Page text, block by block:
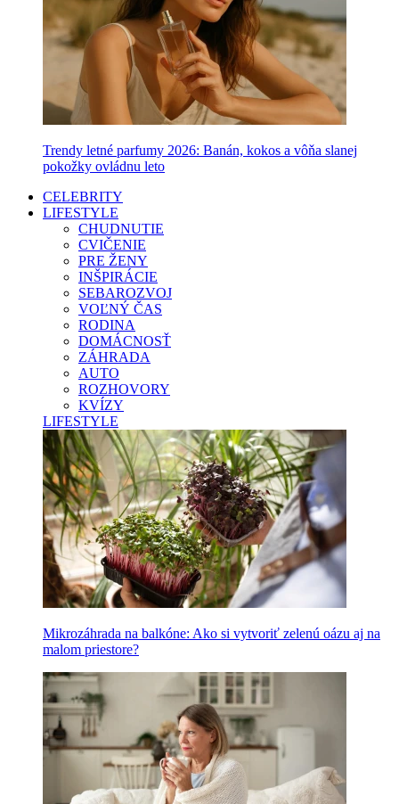
Trendy letné parfumy 2026: Banán, kokos a vôňa slanej
pokožky ovládnu leto
CELEBRITY
LIFESTYLE
CHUDNUTIE
CVIČENIE
PRE ŽENY
INŠPIRÁCIE
SEBAROZVOJ
VOĽNÝ ČAS
RODINA
DOMÁCNOSŤ
ZÁHRADA
AUTO
ROZHOVORY
KVÍZY
LIFESTYLE
Mikrozáhrada na balkóne: Ako si vytvoriť zelenú oázu aj na
malom priestore?